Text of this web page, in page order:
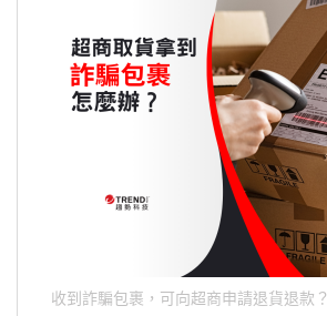
收到詐騙包裹，可向超商申請退貨退款？